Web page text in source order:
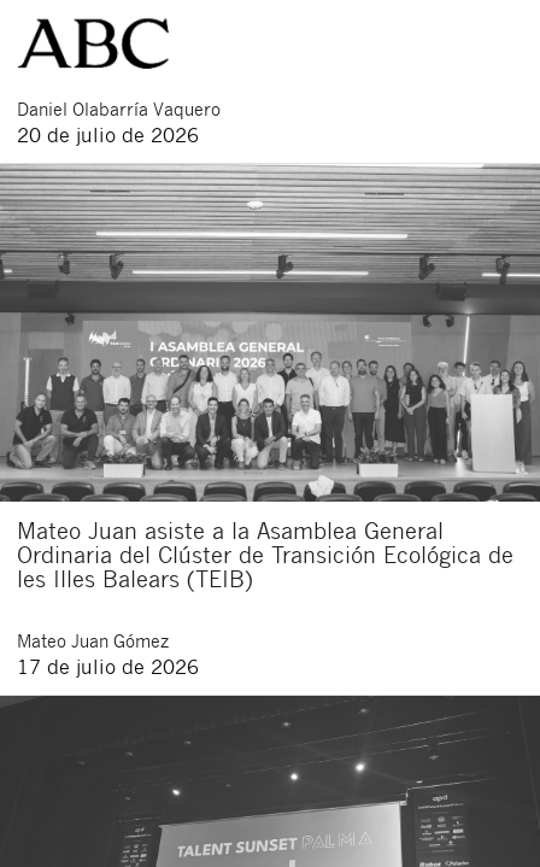
Daniel Olabarría Vaquero
20 de julio de 2026
Mateo Juan asiste a la Asamblea General
Ordinaria del Clúster de Transición Ecológica de
les Illes Balears (TEIB)
Mateo Juan Gómez
17 de julio de 2026